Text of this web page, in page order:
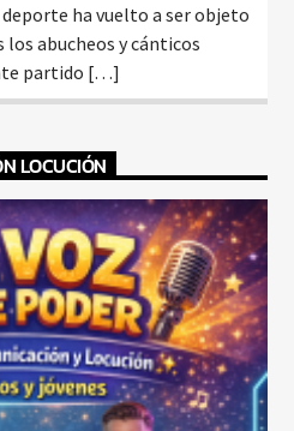
ha vuelto a ser objeto
los abucheos y cánticos
partido […]
LOCUCIÓN